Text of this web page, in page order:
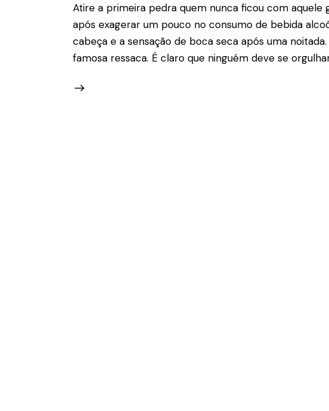
Atire a primeira pedra quem nunca ficou com aquele
após exagerar um pouco no consumo de bebida
cabeça e a sensação de boca seca após uma
famosa ressaca. É claro que ninguém deve se